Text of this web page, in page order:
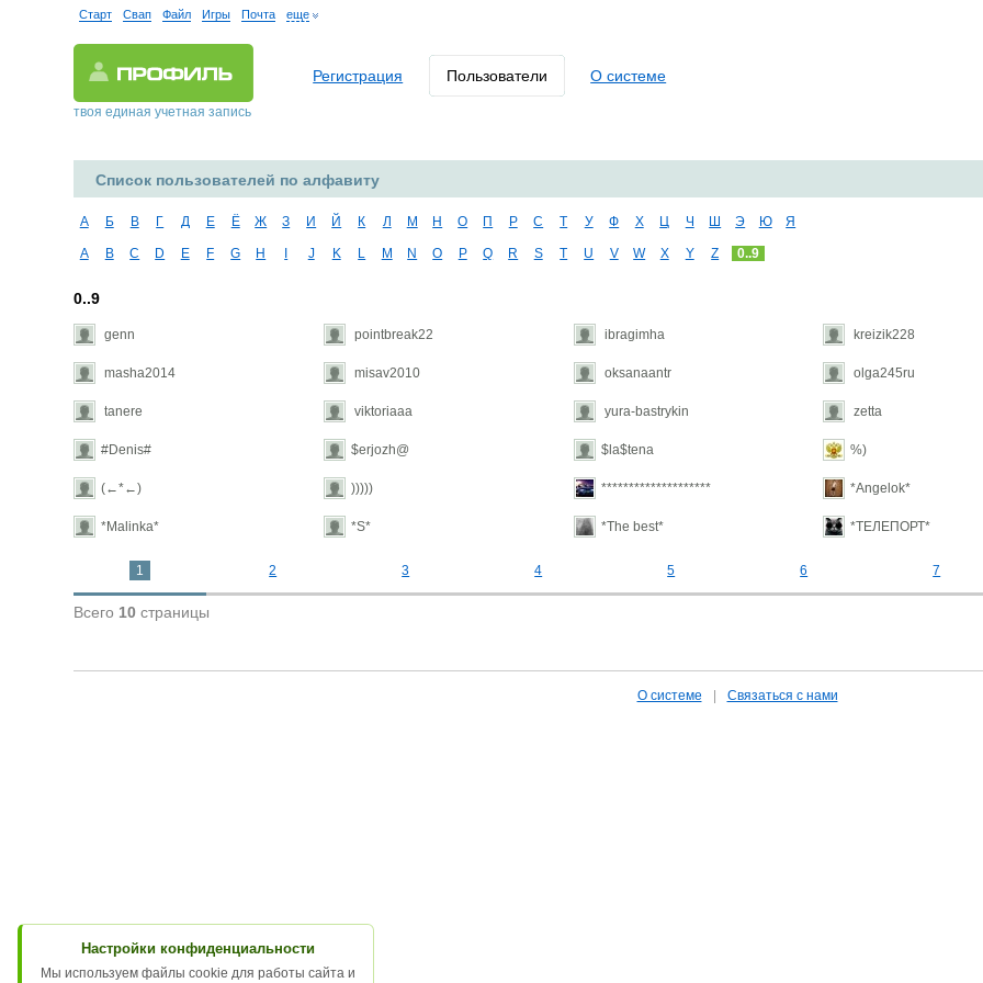
Старт Свап Файл Игры Почта еще
твоя единая учетная запись
Регистрация Пользователи О системе
Список пользователей по алфавиту
А Б В Г Д Е Ё Ж З И Й К Л М Н О П Р С Т У Ф Х Ц Ч Ш Э Ю Я
A B C D E F G H J K L M N O P Q R S T U V W X Y Z 0..9
0..9
genn pointbreak22 ibragimha kreizik228
masha2014 misav2010 oksanaantr olga245ru
tanere viktoriaaa yura-bastrykin zetta
#Denis# $erjozh@ $la$tena %)
(←*←) ))))) ******************** *Angelok*
*Malinka* *S* *The best* *ТЕЛЕПОРТ*
1 2 3 4 5 6 7
Всего 10 страницы
О системе Связаться с нами
Настройки конфиденциальности
Мы используем файлы cookie для работы сайта и